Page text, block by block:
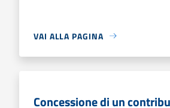
VAI ALLA PAGINA
Concessione di un